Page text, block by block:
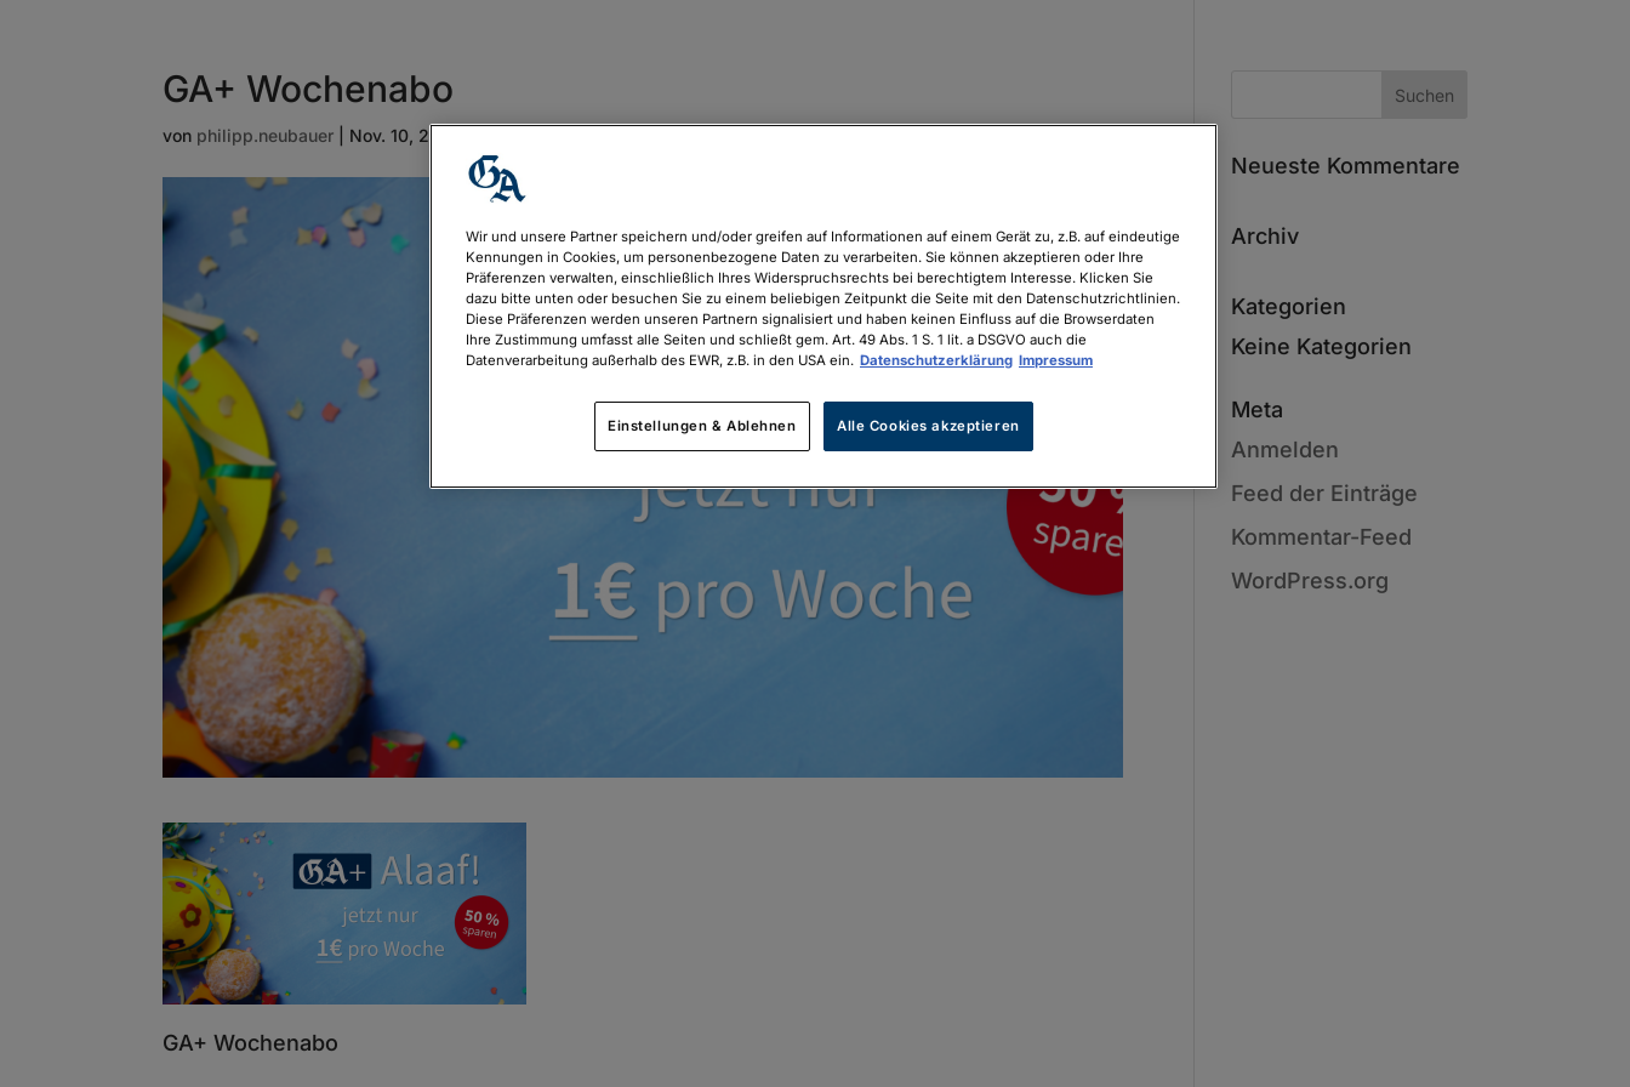
GA+ Wochenabo
von philipp.neubauer Nov. 10, 2021
GA+ Wochenabo
Neueste Kommentare
Archiv
Kategorien
Keine Kategorien
Meta
Anmelden
Feed der Einträge
Kommentar-Feed
WordPress.org
Wir und unsere Partner speichern und/oder greifen auf Informationen auf einem Gerät zu, z.B. auf eindeutige
Kennungen in Cookies, um personenbezogene Daten zu verarbeiten. Sie können akzeptieren oder Ihre
Präferenzen verwalten, einschließlich Ihres Widerspruchsrechts bei berechtigtem Interesse. Klicken Sie
dazu bitte unten oder besuchen Sie zu einem beliebigen Zeitpunkt die Seite mit den Datenschutzrichtlinien.
Diese Präferenzen werden unseren Partnern signalisiert und haben keinen Einfluss auf die Browserdaten
Ihre Zustimmung umfasst alle Seiten und schließt gem. Art. 49 Abs. 1 S. 1 lit. a DSGVO auch die
Datenverarbeitung außerhalb des EWR, z.B. in den USA ein. Datenschutzerklärung Impressum
Einstellungen & Ablehnen Alle Cookies akzeptieren